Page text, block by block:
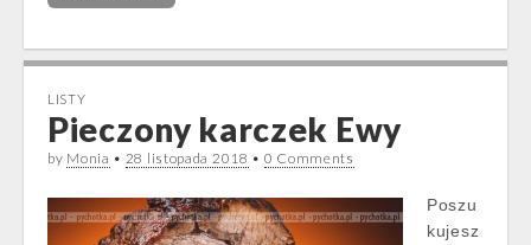
LISTY
Pieczony karczek Ewy
by Monia • 28 listopada 2018 • 0 Comments
Poszu
kujesz